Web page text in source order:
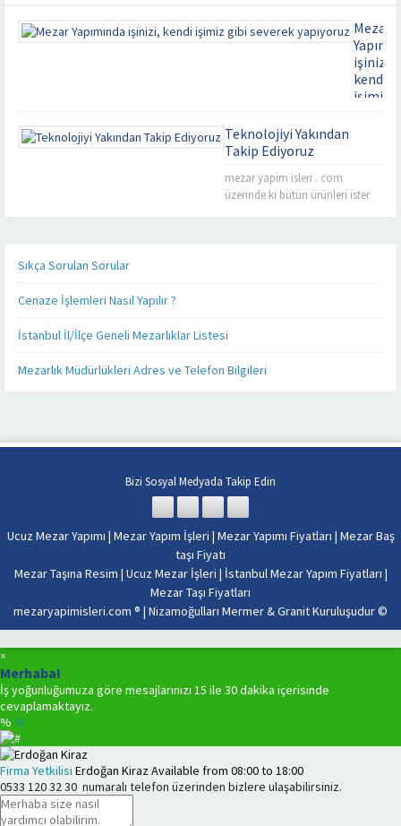
Mezar
işinizi,
kendi
işimiz
uzaklarda
ve
alarak
ile
tüm
uygun
fiyatlarla
Teknolojiyi Yakından
Takip Ediyoruz
mezar yapim isleri . com
üzerinde ki bütün ürünleri ister
takip edebilirsiniz. Mezar yapımı
kaliteli ve daha hızlı hizmet
olduğu gibi teknoloji alanında
da güncel ürünlerimizi, ürün
hakkında ki son gelişmeleri
yakından takip...
Sıkça Sorulan Sorular
Cenaze İşlemleri Nasıl Yapılır ?
İstanbul İl/İlçe Geneli Mezarlıklar Listesi
Mezarlık Müdürlükleri Adres ve Telefon Bilgileri
Bizi Sosyal Medyada Takip Edin
Ucuz Mezar Yapımı | Mezar Yapım İşleri | Mezar Yapımı Fiyatları | Mezar Baş
taşı Fiyatı
Mezar Taşına Resim | Ucuz Mezar İşleri | İstanbul Mezar Yapım Fiyatları |
Mezar Taşı Fiyatları
mezaryapimisleri.com ® | Nizamoğulları Mermer & Granit Kuruluşudur©
×
Merhaba!
İş yoğunluğumuza göre mesajlarınızı 15 ile 30 dakika içerisinde
cevaplamaktayız.
% %
Firma Yetkilisi Erdoğan KirazAvailable from 08:00to 18:00
0533 120 32 30 numaralı telefon üzerinden bizlere ulaşabilirsiniz.